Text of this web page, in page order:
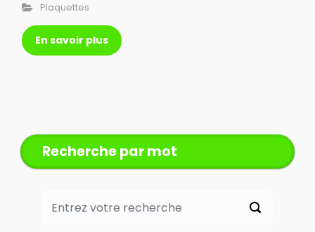
Plaquettes
En savoir plus
Recherche par mot